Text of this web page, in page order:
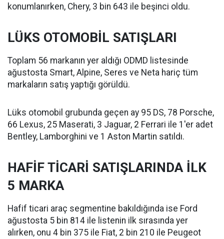
konumlanırken, Chery, 3 bin 643 ile beşinci oldu.
LÜKS OTOMOBİL SATIŞLARI
Toplam 56 markanın yer aldığı ODMD listesinde
ağustosta Smart, Alpine, Seres ve Neta hariç tüm
markaların satış yaptığı görüldü.
Lüks otomobil grubunda geçen ay 95 DS, 78 Porsche,
66 Lexus, 25 Maserati, 3 Jaguar, 2 Ferrari ile 1'er adet
Bentley, Lamborghini ve 1 Aston Martin satıldı.
HAFİF TİCARİ SATIŞLARINDA İLK
5 MARKA
Hafif ticari araç segmentine bakıldığında ise Ford
ağustosta 5 bin 814 ile listenin ilk sırasında yer
alırken, onu 4 bin 375 ile Fiat, 2 bin 210 ile Peugeot